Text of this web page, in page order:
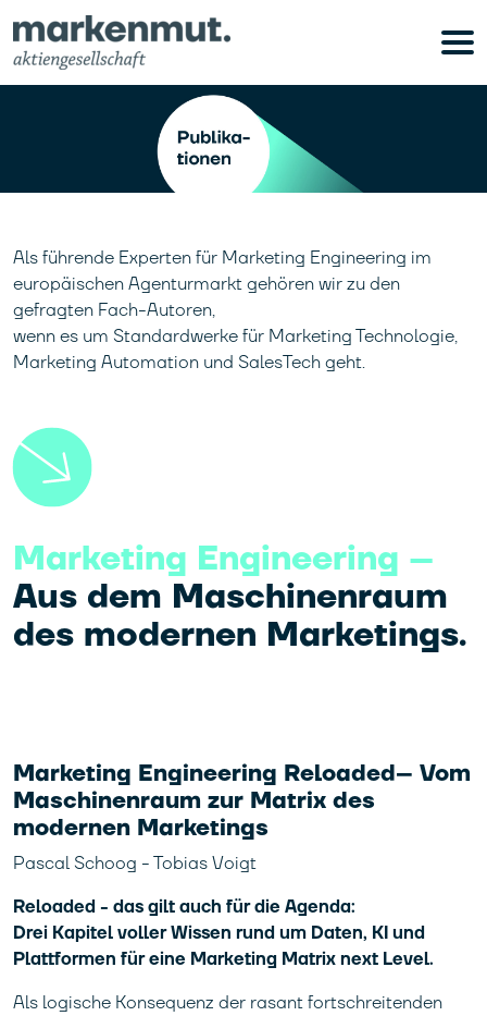
Als führende Experten für Marketing Engineering im
europäischen Agenturmarkt gehören wir zu den
gefragten Fach-Autoren,
wenn es um Standardwerke für Marketing Technologie,
Marketing Automation und SalesTech geht.
Marketing Engineering –
Aus dem Maschinenraum
des modernen Marketings.
Marketing Engineering Reloaded– Vom
Maschinenraum zur Matrix des
modernen Marketings
Pascal Schoog - Tobias Voigt
Reloaded - das gilt auch für die Agenda:
Drei Kapitel voller Wissen rund um Daten, KI und
Plattformen für eine Marketing Matrix next Level.
Als logische Konsequenz der rasant fortschreitenden